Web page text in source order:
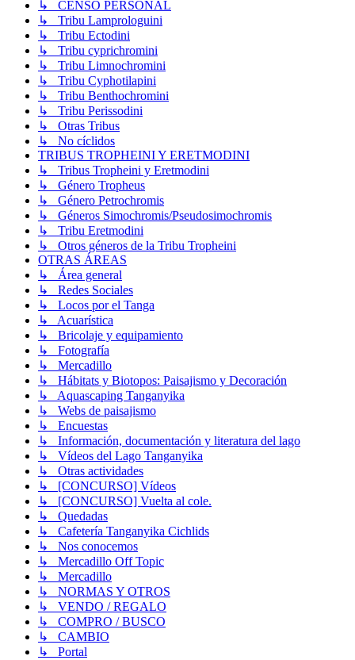
↳ CENSO PERSONAL
↳ Tribu Lamprologuini
↳ Tribu Ectodini
↳ Tribu cyprichromini
↳ Tribu Limnochromini
↳ Tribu Cyphotilapini
↳ Tribu Benthochromini
↳ Tribu Perissodini
↳ Otras Tribus
↳ No cíclidos
TRIBUS TROPHEINI Y ERETMODINI
↳ Tribus Tropheini y Eretmodini
↳ Género Tropheus
↳ Género Petrochromis
↳ Géneros Simochromis/Pseudosimochromis
↳ Tribu Eretmodini
↳ Otros géneros de la Tribu Tropheini
OTRAS ÁREAS
↳ Área general
↳ Redes Sociales
↳ Locos por el Tanga
↳ Acuarística
↳ Bricolaje y equipamiento
↳ Fotografía
↳ Mercadillo
↳ Hábitats y Biotopos: Paisajismo y Decoración
↳ Aquascaping Tanganyika
↳ Webs de paisajismo
↳ Encuestas
↳ Información, documentación y literatura del lago
↳ Vídeos del Lago Tanganyika
↳ Otras actividades
↳ [CONCURSO] Vídeos
↳ [CONCURSO] Vuelta al cole.
↳ Quedadas
↳ Cafetería Tanganyika Cichlids
↳ Nos conocemos
↳ Mercadillo Off Topic
↳ Mercadillo
↳ NORMAS Y OTROS
↳ VENDO / REGALO
↳ COMPRO / BUSCO
↳ CAMBIO
↳ Portal